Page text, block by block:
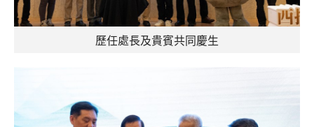
歷任處長及貴賓共同慶生